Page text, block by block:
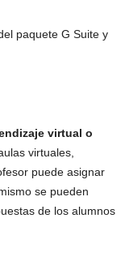
paquete G Suite y
virtual o
virtuales,
puede asignar
se pueden
de los alumnos